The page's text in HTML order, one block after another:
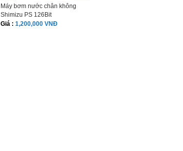
Máy bơm nước chân không
Shimizu PS 126Bit
Giá : 1,200,000 VNĐ